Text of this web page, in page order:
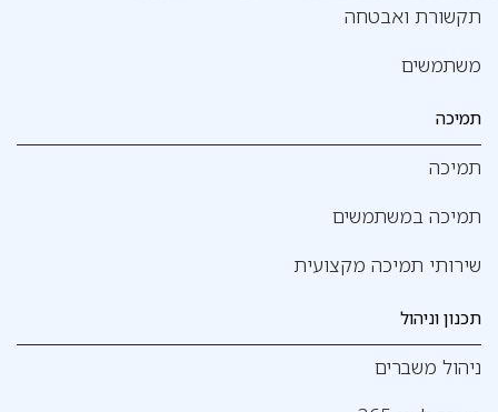
תקשורת ואבטחה
משתמשים
תמיכה
תמיכה
תמיכה במשתמשים
שירותי תמיכה מקצועית
תכנון וניהול
ניהול משברים